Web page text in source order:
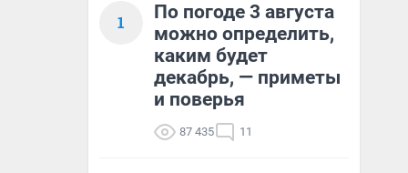
1
По погоде 3 августа
можно определить,
каким будет
декабрь, — приметы
и поверья
87 435 11